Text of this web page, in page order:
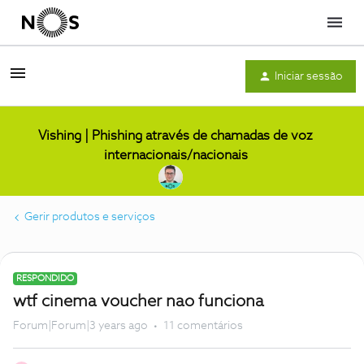
Menu
Iniciar sessão
Vishing | Phishing através de chamadas de voz
internacionais/nacionais
Gerir produtos e serviços
RESPONDIDO
wtf cinema voucher nao funciona
Forum|Forum|3 years ago 11 comentários